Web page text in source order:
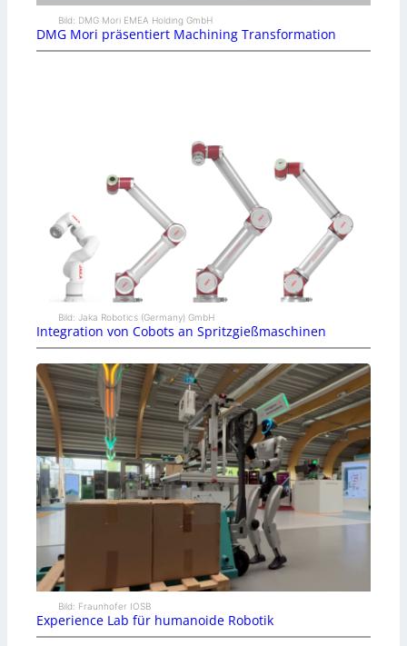
Bild: DMG Mori EMEA Holding GmbH
DMG Mori präsentiert Machining Transformation
Bild: Jaka Robotics (Germany) GmbH
Integration von Cobots an Spritzgießmaschinen
Bild: Fraunhofer IOSB
Experience Lab für humanoide Robotik